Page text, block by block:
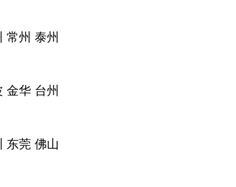
常州 泰州
金华 台州
东莞 佛山